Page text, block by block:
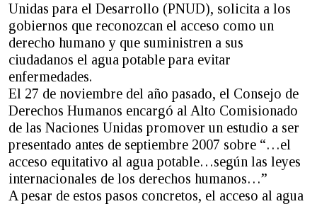
Unidas para el Desarrollo (PNUD), solicita a los
gobiernos que reconozcan el acceso como un
derecho humano y que suministren a sus
ciudadanos el agua potable para evitar
enfermedades.
El 27 de noviembre del año pasado, el Consejo de
Derechos Humanos encargó al Alto Comisionado
de las Naciones Unidas promover un estudio a ser
presentado antes de septiembre 2007 sobre “…el
acceso equitativo al agua potable…según las leyes
internacionales de los derechos humanos…”
A pesar de estos pasos concretos, el acceso al agua